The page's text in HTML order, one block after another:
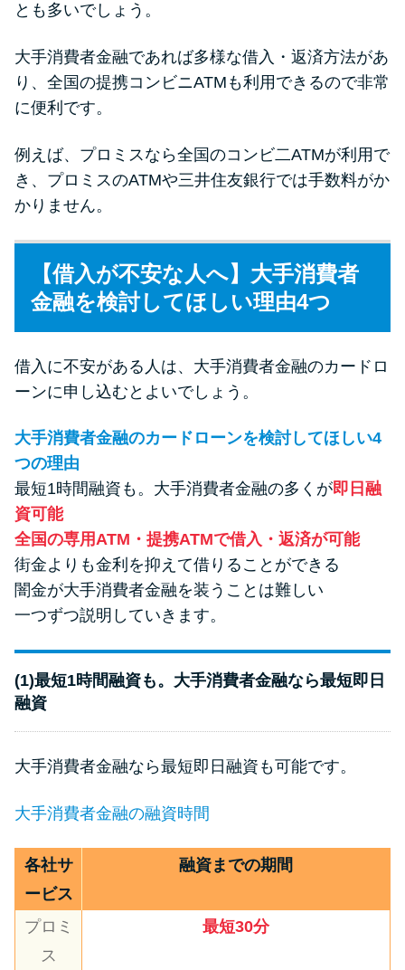
とも多いでしょう。
大手消費者金融であれば多様な借入・返済方法があ
り、全国の提携コンビニATMも利用できるので非常
に便利です。
例えば、プロミスなら全国のコンビ二ATMが利用で
き、プロミスのATMや三井住友銀行では手数料がか
かりません。
【借入が不安な人へ】大手消費者
金融を検討してほしい理由4つ
借入に不安がある人は、大手消費者金融のカードロ
ーンに申し込むとよいでしょう。
大手消費者金融のカードローンを検討してほしい4
つの理由
最短1時間融資も。大手消費者金融の多くが即日融
資可能
全国の専用ATM・提携ATMで借入・返済が可能
街金よりも金利を抑えて借りることができる
闇金が大手消費者金融を装うことは難しい
一つずつ説明していきます。
(1)最短1時間融資も。大手消費者金融なら最短即日
融資
大手消費者金融なら最短即日融資も可能です。
大手消費者金融の融資時間
各社サ
ービス
融資までの期間
プロミ
ス
最短30分